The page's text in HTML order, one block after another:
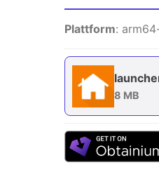
Plattform:
8 MB